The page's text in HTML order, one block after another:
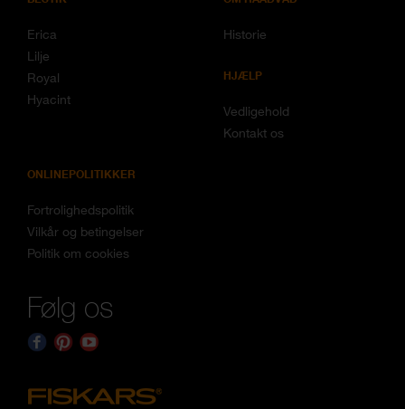
Erica
Lilje
Royal
Hyacint
Historie
HJÆLP
Vedligehold
Kontakt os
ONLINEPOLITIKKER
Fortrolighedspolitik
Vilkår og betingelser
Politik om cookies
Følg os